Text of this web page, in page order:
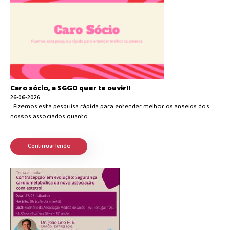
Caro sócio, a SGGO quer te ouvir!!
26-06-2026
Fizemos esta pesquisa rápida para entender melhor os anseios dos
nossos associados quanto...
Continuar lendo